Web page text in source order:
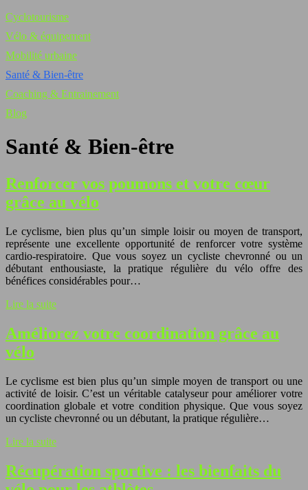
Cyclotourisme
Vélo & équipement
Mobilité urbaine
Santé & Bien-être
Coaching & Entrainement
Blog
Santé & Bien-être
Renforcer vos poumons et votre cœur
grâce au vélo
Le cyclisme, bien plus qu’un simple loisir ou moyen de transport,
représente une excellente opportunité de renforcer votre système
cardio-respiratoire. Que vous soyez un cycliste chevronné ou un
débutant enthousiaste, la pratique régulière du vélo offre des
bénéfices considérables pour…
Lire la suite
Améliorez votre coordination grâce au
vélo
Le cyclisme est bien plus qu’un simple moyen de transport ou une
activité de loisir. C’est un véritable catalyseur pour améliorer votre
coordination globale et votre condition physique. Que vous soyez
un cycliste chevronné ou un débutant, la pratique régulière…
Lire la suite
Récupération sportive : les bienfaits du